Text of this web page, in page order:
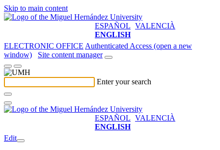
Skip to main content
ESPAÑOL VALENCIÀ
ENGLISH
ELECTRONIC OFFICE Authenticated Access (open a new
window)
Site content manager
Enter your search
ESPAÑOL VALENCIÀ
ENGLISH
Edit